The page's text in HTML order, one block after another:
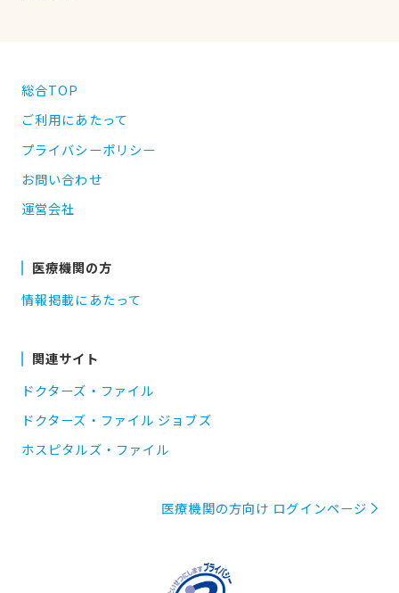
総合TOP
ご利用にあたって
プライバシーポリシー
お問い合わせ
運営会社
医療機関の方
情報掲載にあたって
関連サイト
ドクターズ・ファイル
ドクターズ・ファイル ジョブズ
ホスピタルズ・ファイル
医療機関の方向け ログインページ